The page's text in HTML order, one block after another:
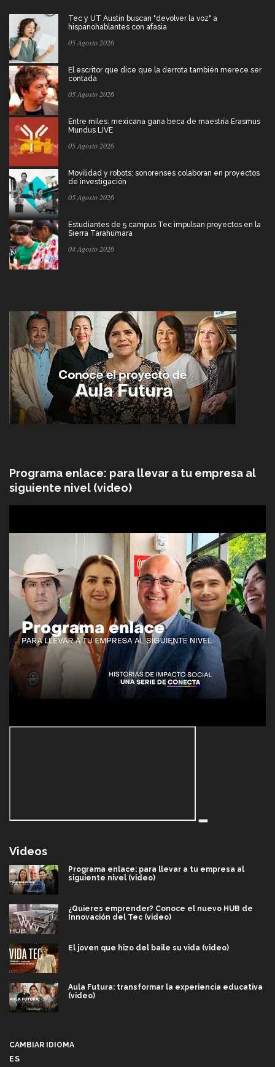
Tec y UT Austin buscan "devolver la voz" a
hispanohablantes con afasia
05 Agosto 2026
El escritor que dice que la derrota también merece ser
contada
05 Agosto 2026
Entre miles: mexicana gana beca de maestría Erasmus
Mundus LIVE
05 Agosto 2026
Movilidad y robots: sonorenses colaboran en proyectos
de investigación
05 Agosto 2026
Estudiantes de 5 campus Tec impulsan proyectos en la
Sierra Tarahumara
04 Agosto 2026
Programa enlace: para llevar a tu empresa al
siguiente nivel (video)
Videos
Programa enlace: para llevar a tu empresa al
siguiente nivel (video)
¿Quieres emprender? Conoce el nuevo HUB de
Innovación del Tec (video)
El joven que hizo del baile su vida (video)
Aula Futura: transformar la experiencia educativa
(video)
CAMBIAR IDIOMA
ES